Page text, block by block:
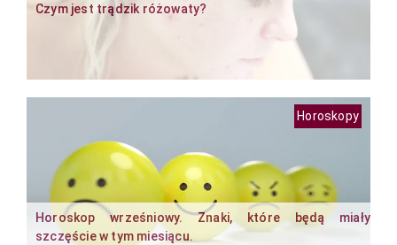
Czym jest trądzik różowaty?
Horoskop wrześniowy. Znaki, które będą miały
szczęście w tym miesiącu.
Horoskopy